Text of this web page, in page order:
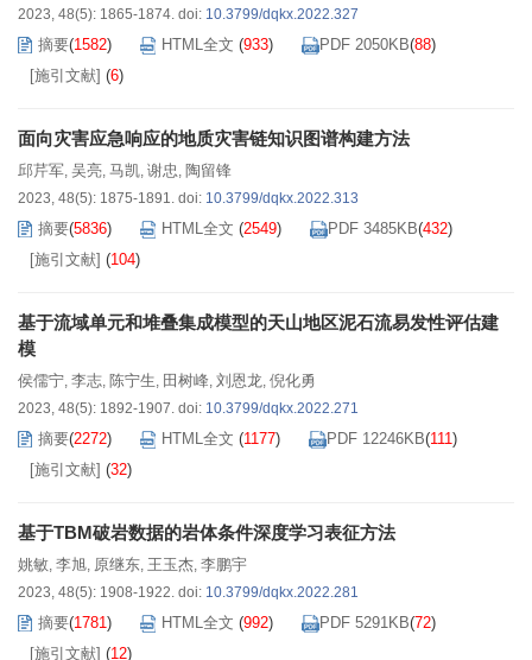
2023, 48(5): 1865-1874. doi: 10.3799/dqkx.2022.327
摘要(1582) HTML全文 (933) PDF 2050KB(88)
[施引文献] (6)
面向灾害应急响应的地质灾害链知识图谱构建方法
邱芹军, 吴亮, 马凯, 谢忠, 陶留锋
2023, 48(5): 1875-1891. doi: 10.3799/dqkx.2022.313
摘要(5836) HTML全文 (2549) PDF 3485KB(432)
[施引文献] (104)
基于流域单元和堆叠集成模型的天山地区泥石流易发性评估建
模
侯儒宁, 李志, 陈宁生, 田树峰, 刘恩龙, 倪化勇
2023, 48(5): 1892-1907. doi: 10.3799/dqkx.2022.271
摘要(2272) HTML全文 (1177) PDF 12246KB(111)
[施引文献] (32)
基于TBM破岩数据的岩体条件深度学习表征方法
姚敏, 李旭, 原继东, 王玉杰, 李鹏宇
2023, 48(5): 1908-1922. doi: 10.3799/dqkx.2022.281
摘要(1781) HTML全文 (992) PDF 5291KB(72)
[施引文献] (12)